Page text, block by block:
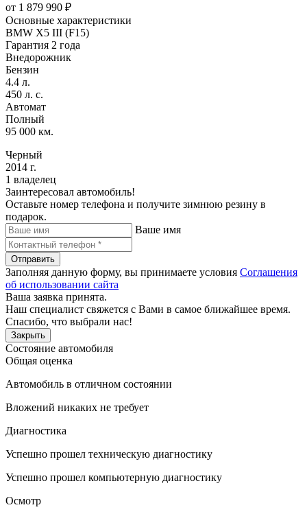
от 1 879 990 ₽
Основные характеристики
BMW X5 III (F15)
Гарантия 2 года
Внедорожник
Бензин
4.4 л.
450 л. с.
Автомат
Полный
95 000 км.
Черный
2014 г.
1 владелец
Заинтересовал автомобиль!
Оставьте номер телефона и получите зимнюю резину в
подарок.
Ваше имя
Отправить
Заполняя данную форму, вы принимаете условия Соглашения
об использовании сайта
Ваша заявка принята.
Наш специалист свяжется с Вами в самое ближайшее время.
Спасибо, что выбрали нас!
Закрыть
Состояние автомобиля
Общая оценка
Автомобиль в отличном состоянии
Вложений никаких не требует
Диагностика
Успешно прошел техническую диагностику
Успешно прошел компьютерную диагностику
Осмотр